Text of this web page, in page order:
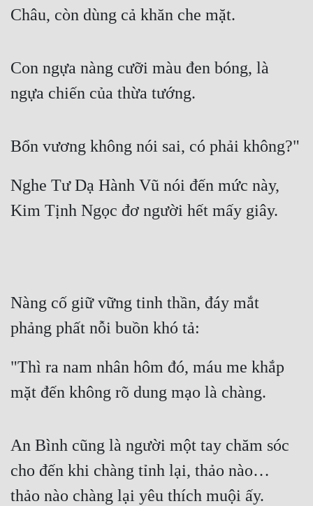
Châu, còn dùng cả khăn che mặt.
Con ngựa nàng cưỡi màu đen bóng, là
ngựa chiến của thừa tướng.
Bổn vương không nói sai, có phải không?"
Nghe Tư Dạ Hành Vũ nói đến mức này,
Kim Tịnh Ngọc đơ người hết mấy giây.
Nàng cố giữ vững tinh thần, đáy mắt
phảng phất nỗi buồn khó tả:
"Thì ra nam nhân hôm đó, máu me khắp
mặt đến không rõ dung mạo là chàng.
An Bình cũng là người một tay chăm sóc
cho đến khi chàng tỉnh lại, thảo nào…
thảo nào chàng lại yêu thích muội ấy.